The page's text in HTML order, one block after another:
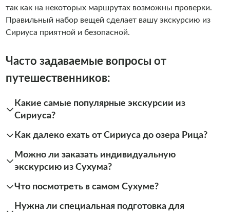
так как на некоторых маршрутах возможны проверки.
Правильный набор вещей сделает вашу экскурсию из
Сириуса приятной и безопасной.
Часто задаваемые вопросы от
путешественников:
Какие самые популярные экскурсии из
Сириуса?
Как далеко ехать от Сириуса до озера Рица?
Можно ли заказать индивидуальную
экскурсию из Сухума?
Что посмотреть в самом Сухуме?
Нужна ли специальная подготовка для